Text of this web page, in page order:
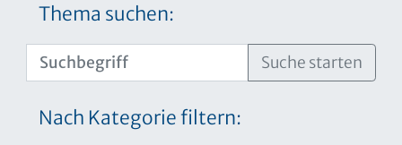
Thema suchen:
Suche starten
Nach Kategorie filtern: